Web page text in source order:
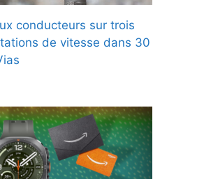
conducteurs sur trois
de vitesse dans 30